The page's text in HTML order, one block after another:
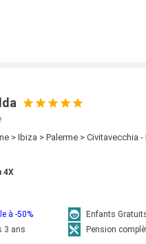
> Ibiza > Palerme > Civitavecchia -
4X
à -50%
Enfants
3 ans
Pension